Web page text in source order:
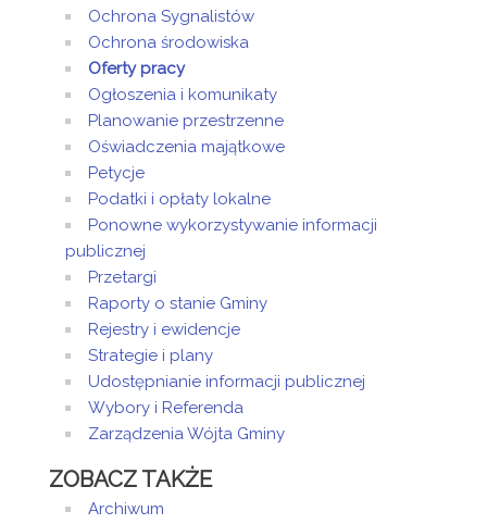
Ochrona Sygnalistów
Ochrona środowiska
Oferty pracy
Ogłoszenia i komunikaty
Planowanie przestrzenne
Oświadczenia majątkowe
Petycje
Podatki i opłaty lokalne
Ponowne wykorzystywanie informacji
publicznej
Przetargi
Raporty o stanie Gminy
Rejestry i ewidencje
Strategie i plany
Udostępnianie informacji publicznej
Wybory i Referenda
Zarządzenia Wójta Gminy
ZOBACZ TAKŻE
Archiwum